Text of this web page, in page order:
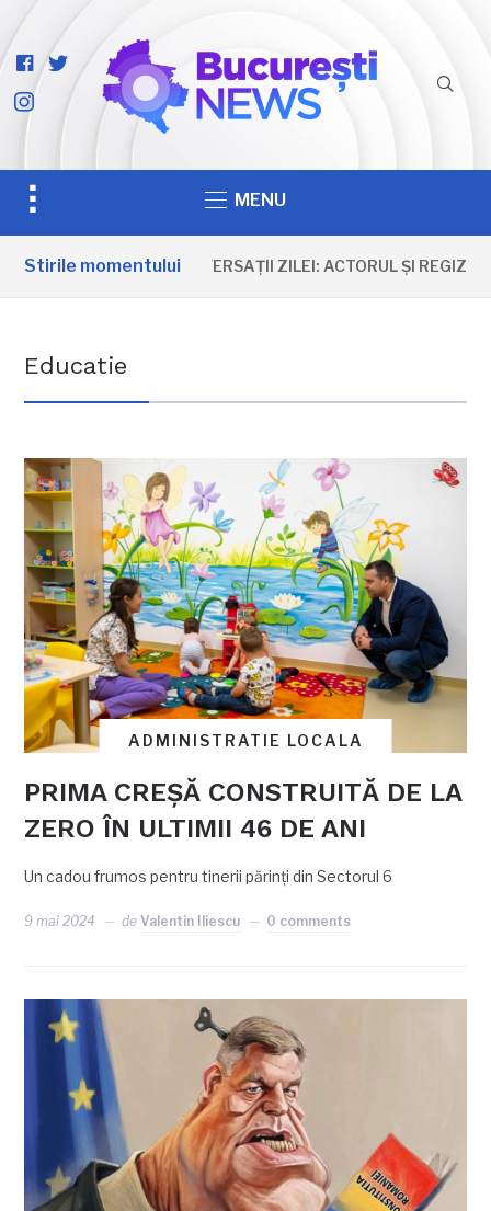
facebook-
official
twitter
instagram
Toggle
sidebar
&
MENU
Stirile momentuluiANIVERSAȚII ZILEI: ACTORUL ȘI
Educatie
ADMINISTRATIE LOCALA
PRIMA CREȘĂ CONSTRUITĂ DE LA
ZERO ÎN ULTIMII 46 DE ANI
Un cadou frumos pentru tinerii părinți din Sectorul 6
9 mai 2024 deValentin Iliescu 0 comments